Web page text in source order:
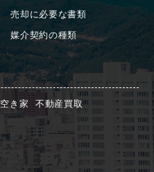
売却に必要な書類
媒介契約の種類
空き家
不動産買取